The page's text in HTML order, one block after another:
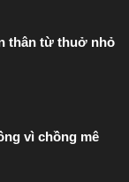
thân từ thuở nhỏ
vì chồng mê